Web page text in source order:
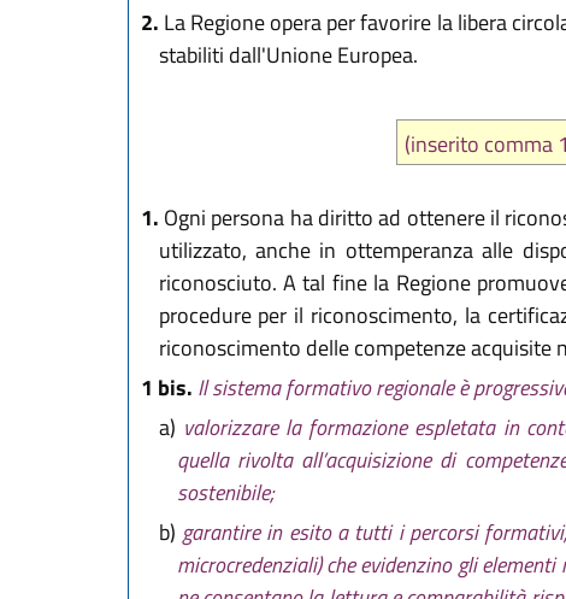
2. La Regione opera per favorire la libera
stabiliti dall'Unione Europea.
(inserito comma
1. Ogni persona ha diritto ad ottenere il
utilizzato, anche in ottemperanza alle
riconosciuto. A tal fine la Regione
procedure per il riconoscimento, la
riconoscimento delle competenze
1 bis. Il sistema formativo regionale è
a) valorizzare la formazione espletata in
quella rivolta all’acquisizione di
sostenibile;
b) garantire in esito a tutti i percorsi
microcredenziali) che evidenzino gli